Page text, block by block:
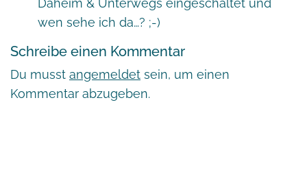
wen sehe ich da…? ;-)
Schreibe einen Kommentar
Du musst angemeldet sein, um einen
Kommentar abzugeben.